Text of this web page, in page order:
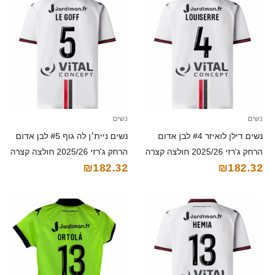
נשים
נשים דילן לואיזר #4 לבן אדום
הרחק ג'רזי 2025/26 חולצה קצרה
₪182.32
נשים
נשים ניית׳ן לה גוף #5 לבן אדום
הרחק ג'רזי 2025/26 חולצה קצרה
₪182.32